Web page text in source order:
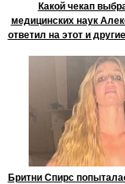
Какой чекап
медицинских наук
ответил на этот и
Бритни Спирс